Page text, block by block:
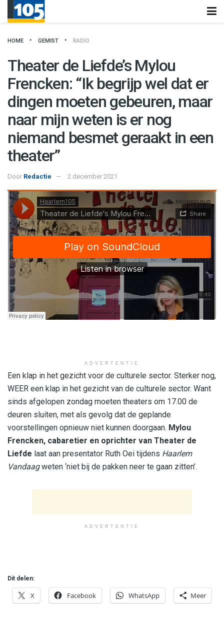
HOME GEMIST RADIO
Theater de Liefde’s Mylou
Frencken: “Ik begrijp wel dat er
dingen moeten gebeuren, maar
naar mijn weten is er nog
niemand besmet geraakt in een
theater”
Door Redactie 2 december 2021
Haarlem105 ·Theater de Liefde's Mylou Frencken: "Ik begrijp wel dat er dingen moeten gebeuren"
ADVERTENTIE
Een klap in het gezicht voor de culturele sector. Sterker nog,
WEER een klap in het gezicht van de culturele sector. Want
sinds afgelopen zondag moeten theaters om 17.00 de
deuren sluiten, met als gevolg dat de geplande
voorstellingen opnieuw niet kunnen doorgaan. Mylou
Frencken, cabaretier en oprichter van Theater de
Liefde laat aan presentator Ruth Oei tijdens Haarlem
Vandaagweten ‘niet bij de pakken neer te gaan zitten’.
ADVERTENTIE
Dit delen:
X Facebook WhatsApp Meer